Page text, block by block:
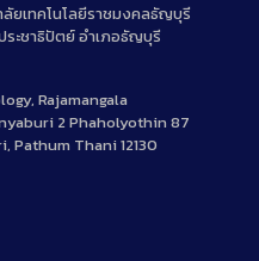
ยเทคโนโลยีราชมงคลธัญบุรี
ะชาธิปัตย์ อำเภอธัญบุรี
Rajamangala
2 Phaholyothin 87
Pathum Thani 12130